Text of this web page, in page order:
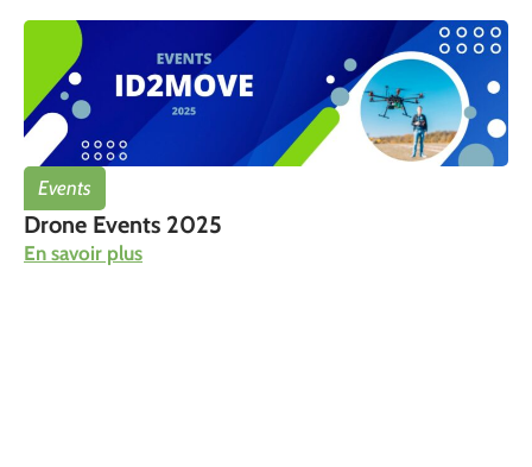
Events
Drone Events 2025
En savoir plus